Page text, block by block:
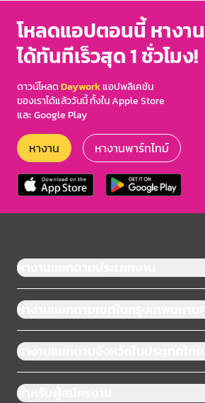
โหลดแอปตอนนี้ หางาน
ได้ทันทีเร็วสุด 1 ชั่วโมง!
ดาวน์โหลดDayworkแอปพลิเคชัน
ของเราได้แล้ววันนี้ ทั้งใน Apple Store
และ Google Play
หางาน หางานพาร์ทไทม์
หางานแยกตามประเภทงาน
หางานแยกตามเขตในกรุงเทพมหานคร
หางานแยกตามจังหวัดในประเทศไทย
สำหรับผู้สมัครงาน